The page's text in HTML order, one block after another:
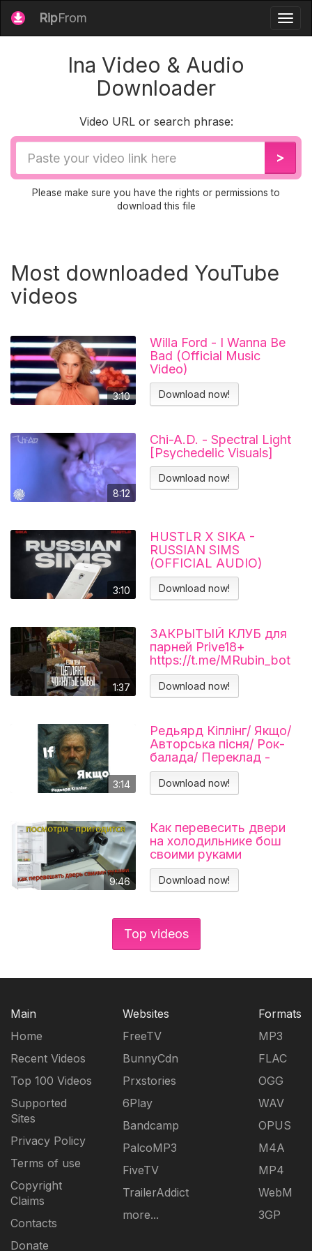
RipFrom
Ina Video & Audio
Downloader
Video URL or search phrase:
Video
URL
>
Please make sure you have the rights or permissions to
download this file
Most downloaded YouTube
videos
3:10
Willa Ford - I Wanna Be
Bad (Official Music
Video)
Download now!
8:12
Chi-A.D. - Spectral Light
[Psychedelic Visuals]
Download now!
3:10
HUSTLR X SIKA -
RUSSIAN SIMS
(OFFICIAL AUDIO)
Download now!
1:37
ЗАКРЫТЫЙ КЛУБ для
парней Prive18+
https://t.me/MRubin_bot
#миларубинчик
#психология
#отношения
Download now!
3:14
Редьярд Кіплінг/ Якщо/
Авторська пісня/ Рок-
балада/ Переклад -
Тарас В'єнц
Download now!
9:46
Как перевесить двери
на холодильнике бош
своими руками
Холодильник BOSCH
KGN39VL25R Перенавес
дверей
Download now!
Top videos
Main
Home
Recent Videos
Top 100 Videos
Supported
Sites
Privacy Policy
Terms of use
Copyright
Claims
Contacts
Donate
Websites
FreeTV
BunnyCdn
Prxstories
6Play
Bandcamp
PalcoMP3
FiveTV
TrailerAddict
more...
Formats
MP3
FLAC
OGG
WAV
OPUS
M4A
MP4
WebM
3GP